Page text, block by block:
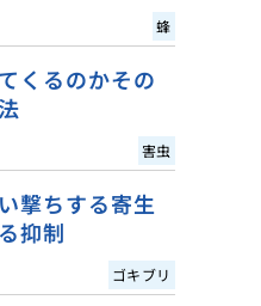
蜂
くるのかその
害虫
撃ちする寄生
抑制
ゴキブリ